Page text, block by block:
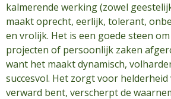
kalmerende werking (zowel
maakt oprecht, eerlijk, tolerant,
en vrolijk. Het is een goede steen
projecten of persoonlijk zaken
want het maakt dynamisch,
succesvol. Het zorgt voor helderheid
verward bent, verscherpt de